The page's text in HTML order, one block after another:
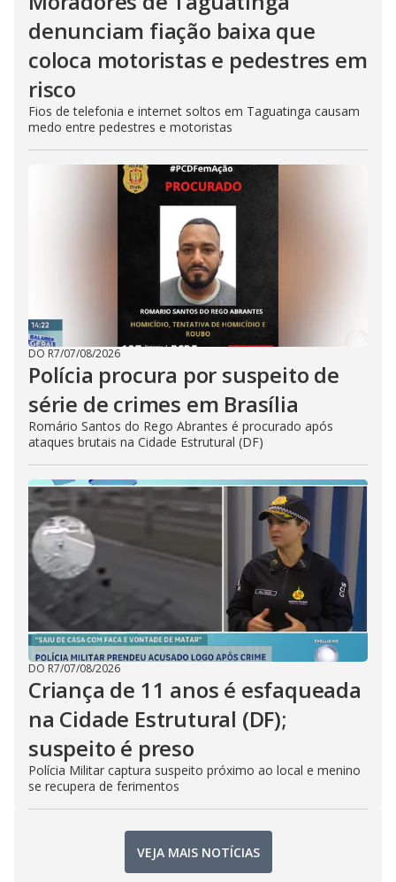
denunciam fiação baixa que
coloca motoristas e pedestres em
risco
Fios de telefonia e internet soltos em Taguatinga causam
medo entre pedestres e motoristas
DO R7/07/08/2026
Polícia procura por suspeito de
série de crimes em Brasília
Romário Santos do Rego Abrantes é procurado após
ataques brutais na Cidade Estrutural (DF)
DO R7/07/08/2026
Criança de 11 anos é esfaqueada
na Cidade Estrutural (DF);
suspeito é preso
Polícia Militar captura suspeito próximo ao local e menino
se recupera de ferimentos
VEJA MAIS NOTÍCIAS